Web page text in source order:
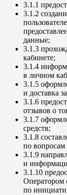
3.1.1
3.1.2
данные;
3.1.3
кабинете;
3.1.4
в личном
3.1.5
и доставка
3.1.6
отзывов о
3.1.7
средств;
3.1.8
по вопросам
3.1.9
и
3.1.10
Оператором
по